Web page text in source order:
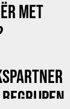
MET